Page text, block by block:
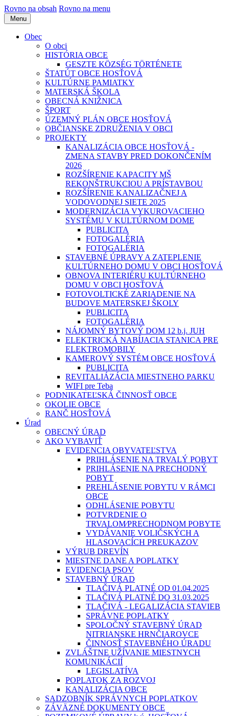
Rovno na obsah Rovno na menu
Menu
Obec
O obci
HISTÓRIA OBCE
GESZTE KÖZSÉG TÖRTÉNETE
ŠTATÚT OBCE HOSŤOVÁ
KULTÚRNE PAMIATKY
MATERSKÁ ŠKOLA
OBECNÁ KNIŽNICA
ŠPORT
ÚZEMNÝ PLÁN OBCE HOSŤOVÁ
OBČIANSKE ZDRUŽENIA V OBCI
PROJEKTY
KANALIZÁCIA OBCE HOSŤOVÁ -
ZMENA STAVBY PRED DOKONČENÍM
2026
ROZŠÍRENIE KAPACITY MŠ
REKONŠTRUKCIOU A PRÍSTAVBOU
ROZŠÍRENIE KANALIZAČNEJ A
VODOVODNEJ SIETE 2025
MODERNIZÁCIA VYKUROVACIEHO
SYSTÉMU V KULTÚRNOM DOME
PUBLICITA
FOTOGALÉRIA
FOTOGALÉRIA
STAVEBNÉ ÚPRAVY A ZATEPLENIE
KULTÚRNEHO DOMU V OBCI HOSŤOVÁ
OBNOVA INTERIÉRU KULTÚRNEHO
DOMU V OBCI HOSŤOVÁ
FOTOVOLTICKÉ ZARIADENIE NA
BUDOVE MATERSKEJ ŠKOLY
PUBLICITA
FOTOGALÉRIA
NÁJOMNÝ BYTOVÝ DOM 12 b.j. JUH
ELEKTRICKÁ NABÍJACIA STANICA PRE
ELEKTROMOBILY
KAMEROVÝ SYSTÉM OBCE HOSŤOVÁ
PUBLICITA
REVITALIÁZÁCIA MIESTNEHO PARKU
WIFI pre Teba
PODNIKATEĽSKÁ ČINNOSŤ OBCE
OKOLIE OBCE
RANČ HOSŤOVÁ
Úrad
OBECNÝ ÚRAD
AKO VYBAVIŤ
EVIDENCIA OBYVATEĽSTVA
PRIHLÁSENIE NA TRVALÝ POBYT
PRIHLÁSENIE NA PRECHODNÝ
POBYT
PREHLÁSENIE POBYTU V RÁMCI
OBCE
ODHLÁSENIE POBYTU
POTVRDENIE O
TRVALOM⁄PRECHODNOM POBYTE
VYDÁVANIE VOLIČSKÝCH A
HLASOVACÍCH PREUKAZOV
VÝRUB DREVÍN
MIESTNE DANE A POPLATKY
EVIDENCIA PSOV
STAVEBNÝ ÚRAD
TLAČIVÁ PLATNÉ OD 01.04.2025
TLAČIVÁ PLATNÉ DO 31.03.2025
TLAČIVÁ - LEGALIZÁCIA STAVIEB
SPRÁVNE POPLATKY
SPOLOČNÝ STAVEBNÝ ÚRAD
NITRIANSKE HRNČIAROVCE
ČINNOSŤ STAVEBNÉHO ÚRADU
ZVLÁŠTNE UŽÍVANIE MIESTNYCH
KOMUNIKÁCIÍ
LEGISLATÍVA
POPLATOK ZA ROZVOJ
KANALIZÁCIA OBCE
SADZOBNÍK SPRÁVNYCH POPLATKOV
ZÁVÄZNÉ DOKUMENTY OBCE